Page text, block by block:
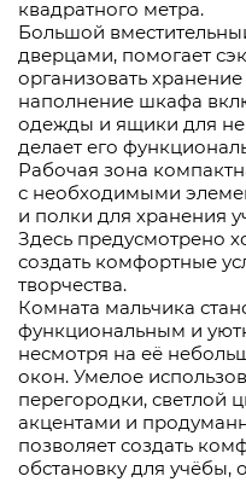
квадратного метра.
Большой
дверцами, помогает
организовать
наполнение шкафа
одежды и ящики для
делает его
Рабочая зона
с необходимыми
и полки для хранения
Здесь предусмотрено
создать комфортные
творчества.
Комната мальчика
функциональным и
несмотря на её
окон. Умелое
перегородки, светлой
акцентами и
позволяет создать
обстановку для учёбы,